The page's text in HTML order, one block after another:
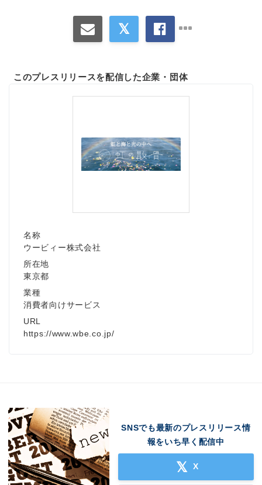
このプレスリリースを配信した企業・団体
名称
ウービィー株式会社
所在地
東京都
業種
消費者向けサービス
URL
https://www.wbe.co.jp/
SNSでも最新のプレスリリース情
報をいち早く配信中
X